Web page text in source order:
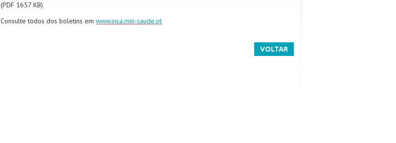
(PDF 1657 KB)
Consulte todos dos boletins emwww.insa.min-saude.pt
VOLTAR